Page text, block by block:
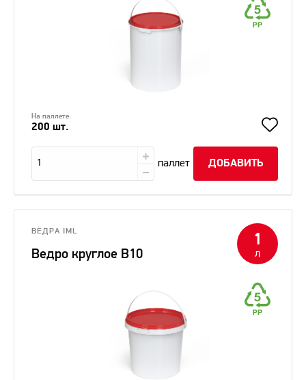
На паллете:
200 шт.
паллет ДОБАВИТЬ
1
л
ВЁДРА IML
Ведро круглое B10